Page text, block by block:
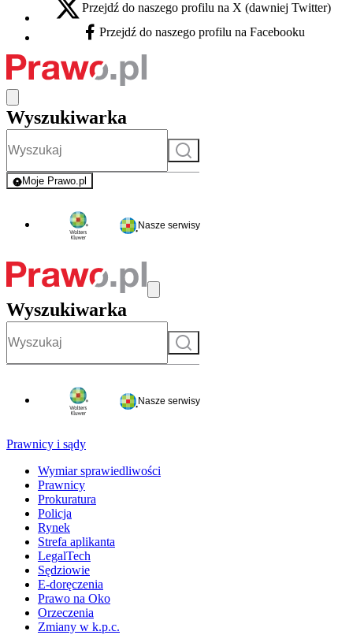
X - otwiera się w nowej karcie
Przejdź do naszego profilu na X (dawniej Twitter)
Facebook - otwiera się w nowej karcie
Przejdź do naszego profilu na Facebooku
Wyszukiwarka
Szukaj
Moje Prawo.pl
- rejestracja i logowanie do serwisu
Nasze serwisy
Wyszukiwarka
Szukaj
Nasze serwisy
Prawnicy i sądy
Wymiar sprawiedliwości
Prawnicy
Prokuratura
Policja
Rynek
Strefa aplikanta
LegalTech
Sędziowie
E-doręczenia
Prawo na Oko
Orzeczenia
Zmiany w k.p.c.